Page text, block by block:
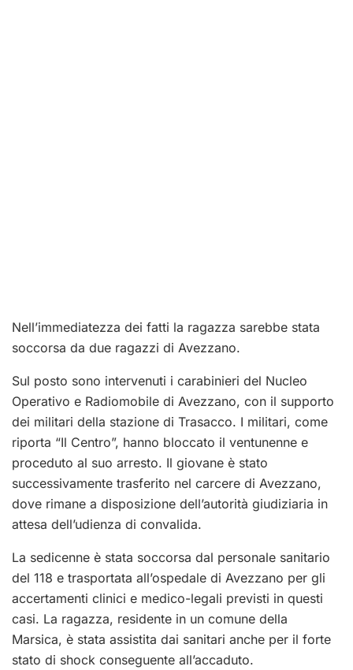
Nell’immediatezza dei fatti la ragazza sarebbe stata
soccorsa da due ragazzi di Avezzano.
Sul posto sono intervenuti i carabinieri del Nucleo
Operativo e Radiomobile di Avezzano, con il supporto
dei militari della stazione di Trasacco. I militari, come
riporta “Il Centro”, hanno bloccato il ventunenne e
proceduto al suo arresto. Il giovane è stato
successivamente trasferito nel carcere di Avezzano,
dove rimane a disposizione dell’autorità giudiziaria in
attesa dell’udienza di convalida.
La sedicenne è stata soccorsa dal personale sanitario
del 118 e trasportata all’ospedale di Avezzano per gli
accertamenti clinici e medico-legali previsti in questi
casi. La ragazza, residente in un comune della
Marsica, è stata assistita dai sanitari anche per il forte
stato di shock conseguente all’accaduto.